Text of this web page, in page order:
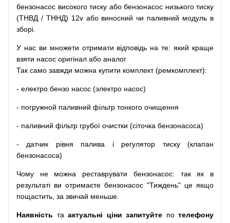
бензонасос високого тиску або бензонасос низького тиску
(ТНВД / ТННД) 12v або виносний чи паливний модуль в
зборі
У нас ви множети отримати відповідь на те: який краще
взяти насос оригінал або аналог
Так само завжди можна купити комплект (ремкомплект):
- електро бензо насос (электро насос)
- погружной паливний фільтр тонкого очищення
- паливний фільтр грубої очистки (сіточка бензонасоса)
- датчик рівня палива і регулятор тиску (клапан
бензонасоса)
Чому не можна реставрувати бензонасос: так як
в
результаті ви отримаєте бензонасос "Тиждень" це якщо
пощастить, за звичай меньше.
Наявність та актуальні ціни запитуйте по телефону